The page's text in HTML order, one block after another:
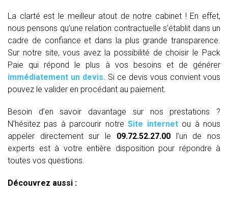
La clarté est le meilleur atout de notre cabinet ! En effet,
nous pensons qu’une relation contractuelle s’établit dans un
cadre de confiance et dans la plus grande transparence.
Sur notre site, vous avez la possibilité de choisir le Pack
Paie qui répond le plus à vos besoins et de générer
immédiatement un devis . Si ce devis vous convient vous
pouvez le valider en procédant au paiement.
Besoin d’en savoir davantage sur nos prestations ?
N’hésitez pas à parcourir notreSite internet ou à nous
appeler directement sur le 09.72.52.27.00l’un de nos
experts est à votre entière disposition pour répondre à
toutes vos questions.
Découvrez aussi :